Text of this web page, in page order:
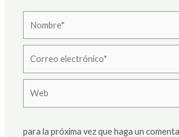
para la próxima vez que haga un